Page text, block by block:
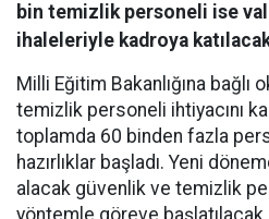
bin temizlik personeli ise
ihaleleriyle kadroya
Milli Eğitim Bakanlığına
temizlik personeli ihtiyacını
toplamda 60 binden fazla
hazırlıklar başladı. Yeni
alacak güvenlik ve temizlik
yöntemle göreve başlatılacak.